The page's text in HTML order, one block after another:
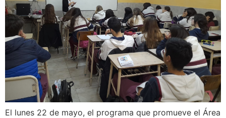
El lunes 22 de mayo, el programa que promueve el Área